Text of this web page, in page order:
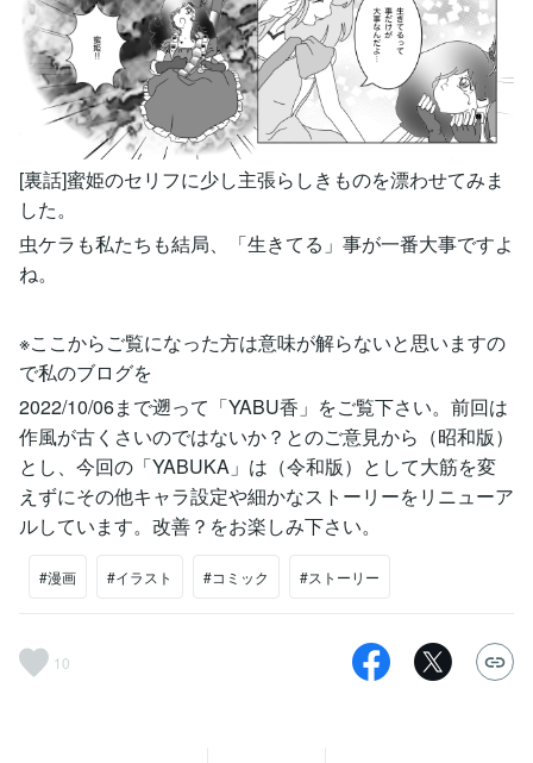
[裏話]蜜姫のセリフに少し主張らしきものを漂わせてみま
した。
虫ケラも私たちも結局、「生きてる」事が一番大事ですよ
ね。
※ここからご覧になった方は意味が解らないと思いますの
で私のブログを
2022/10/06まで遡って「YABU香」をご覧下さい。前回は
作風が古くさいのではないか？とのご意見から（昭和版）
とし、今回の「YABUKA」は（令和版）として大筋を変
えずにその他キャラ設定や細かなストーリーをリニューア
ルしています。改善？をお楽しみ下さい。
#漫画 #イラスト #コミック #ストーリー
10